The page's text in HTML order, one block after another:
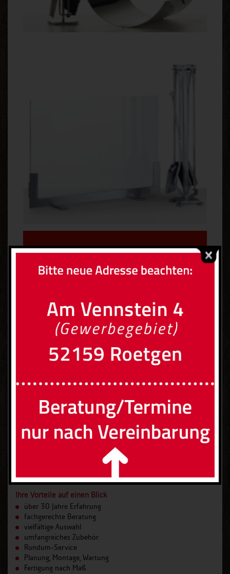
Ihre Vorteile auf einen Blick
über 30 Jahre Erfahrung
fachgerechte Beratung
vielfältige Auswahl
umfangreiches Zubehör
Rundum-Service
Planung, Montage, Wartung
Fertigung nach Maß